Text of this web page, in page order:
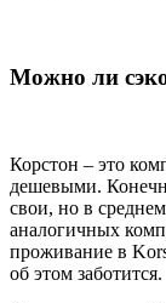
Можно ли
Корстон – это
дешевыми.
свои, но в
аналогичных
проживание в
об этом заботится.